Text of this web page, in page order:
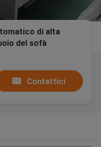
di alta
del sofà
Contattici